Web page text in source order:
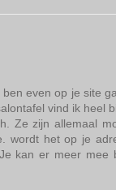
even op je site
vind ik heel
Ze zijn allemaal
wordt het op je
kan er meer mee